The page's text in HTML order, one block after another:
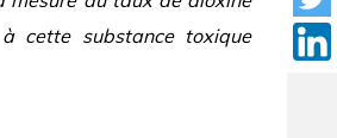
cette substance toxique